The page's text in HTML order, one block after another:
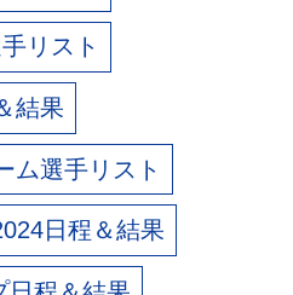
リスト
結果
ム選手リスト
日程＆結果